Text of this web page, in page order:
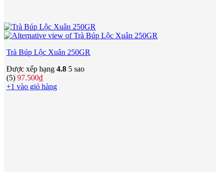
Trà Búp Lộc Xuân 250GR
Được xếp hạng 4.8 5 sao
(5) 97.500₫
+1 vào giỏ hàng